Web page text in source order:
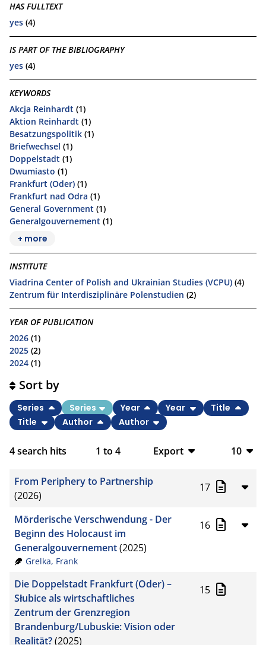
HAS FULLTEXT
yes (4)
IS PART OF THE BIBLIOGRAPHY
yes (4)
KEYWORDS
Akcja Reinhardt (1)
Aktion Reinhardt (1)
Besatzungspolitik (1)
Briefwechsel (1)
Doppelstadt (1)
Dwumiasto (1)
Frankfurt (Oder) (1)
Frankfurt nad Odra (1)
General Government (1)
Generalgouvernement (1)
+ more
INSTITUTE
Viadrina Center of Polish and Ukrainian Studies (VCPU) (4)
Zentrum für Interdisziplinäre Polenstudien (2)
YEAR OF PUBLICATION
2026 (1)
2025 (2)
2024 (1)
4search hits 1 to 4
Export
RIS
10
20
Sort by
Series Series Year Year
Title
Title
Author Author
17
From Periphery to Partnership
(2026)
16
Mörderische Verschwendung - Der
Beginn des Holocaust im
Generalgouvernement(2025)
Grelka, Frank
15
Die Doppelstadt Frankfurt (Oder) –
Słubice als wirtschaftliches
Zentrum der Grenzregion
Brandenburg/Lubuskie: Vision oder
Realität?(2025)